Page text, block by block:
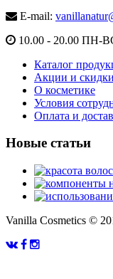
E-mail:
10.00 - 20.00 ПН-
Каталог
Акции и скидки
О косметике
Условия
Оплата и
Новые статьи
Vanilla Cosmetics ©